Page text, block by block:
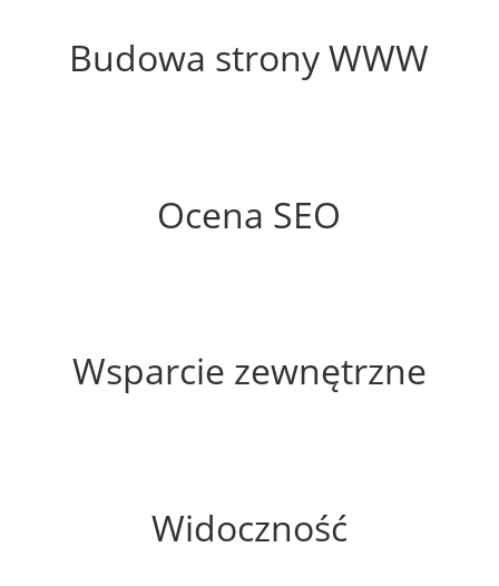
Budowa strony WWW
Ocena SEO
Wsparcie zewnętrzne
Widoczność